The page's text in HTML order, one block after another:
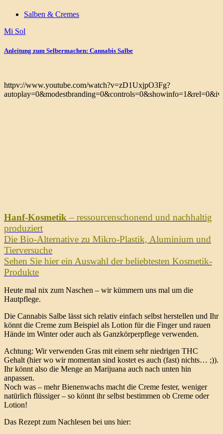
Salben & Cremes
Mi Sol
Anleitung zum Selbermachen: Cannabis Salbe
httpv://www.youtube.com/watch?v=zD1UxjpO3Fg?
Hanf-Kosmetik – ressourcenschonend und nachhaltig
produziert
Die Bio-Alternative zu Mikro-Plastik, Aluminium und
Tierversuche
Sehen Sie hier ein Auswahl der beliebtesten Kosmetik-
Produkte
Heute mal nix zum Naschen – wir kümmern uns mal um die
Hautpflege.
Die Cannabis Salbe lässt sich relativ einfach selbst herstellen und Ihr
könnt die Creme zum Beispiel als Lotion für die Finger und rauen
Hände im Winter oder auch als Ganzkörperpflege verwenden.
Achtung: Wir verwenden Gras mit einem sehr niedrigen THC
Gehalt (hier wo wir momentan sind kostet es auch (fast) nichts… ;)).
Ihr könnt also die Menge an Marijuana auch nach unten hin
anpassen.
Noch was – mehr Bienenwachs macht die Creme fester, weniger
natürlich flüssiger – so könnt ihr selbst bestimmen ob Creme oder
Lotion!
Das Rezept zum Nachlesen bei uns hier: